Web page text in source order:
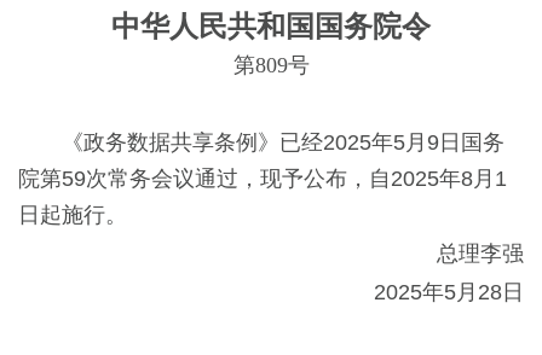
中华人民共和国国务院令
第809号
《政务数据共享条例》已经2025年5月9日国务
院第59次常务会议通过，现予公布，自2025年8月1
日起施行。
总理李强
2025年5月28日